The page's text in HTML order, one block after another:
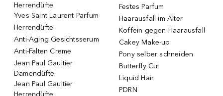
Herrendüfte
Yves Saint Laurent Parfum
Herrendüfte
Anti-Aging Gesichtsserum
Anti-Falten Creme
Jean Paul Gaultier
Damendüfte
Jean Paul Gaultier
Herrendüfte
Festes Parfum
Haarausfall im Alter
Koffein gegen Haarausfall
Cakey Make-up
Pony selber schneiden
Butterfly Cut
Liquid Hair
PDRN